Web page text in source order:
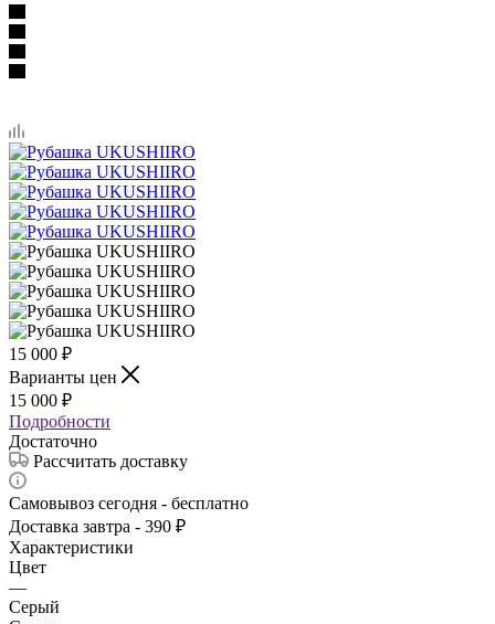
15 000 ₽
Варианты цен
15 000 ₽
Подробности
Достаточно
Рассчитать доставку
Самовывоз сегодня - бесплатно
Доставка завтра - 390 ₽
Характеристики
Цвет
—
Серый